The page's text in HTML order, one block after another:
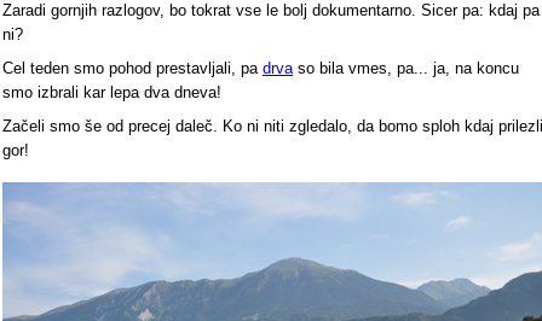
Zaradi gornjih razlogov, bo tokrat vse le bolj dokumentarno. Sicer pa: kdaj pa
ni?
Cel teden smo pohod prestavljali, pa drvaso bila vmes, pa... ja, na koncu
smo izbrali kar lepa dva dneva!
Začeli smo še od precej daleč. Ko ni niti zgledalo, da bomo sploh kdaj prilezli
gor!